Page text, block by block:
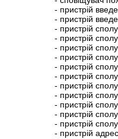
- пристрій
- пристрій
- пристрій
- пристрій
- пристрій
- пристрій
- пристрій
- пристрій
- пристрій
- пристрій
- пристрій
- пристрій
- пристрій
- пристрій